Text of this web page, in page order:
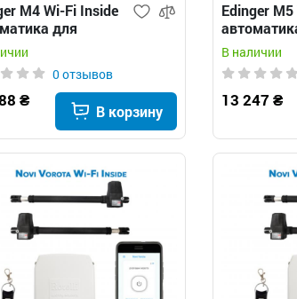
M4 Wi-Fi Inside
для
ворот
0 отзывов
₴
В корзину
Edinger
распашных
В наличии
13 247 ₴